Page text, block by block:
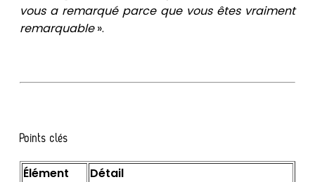
vous a remarqué parce que vous êtes vraiment
remarquable».
Points clés
Élément Détail